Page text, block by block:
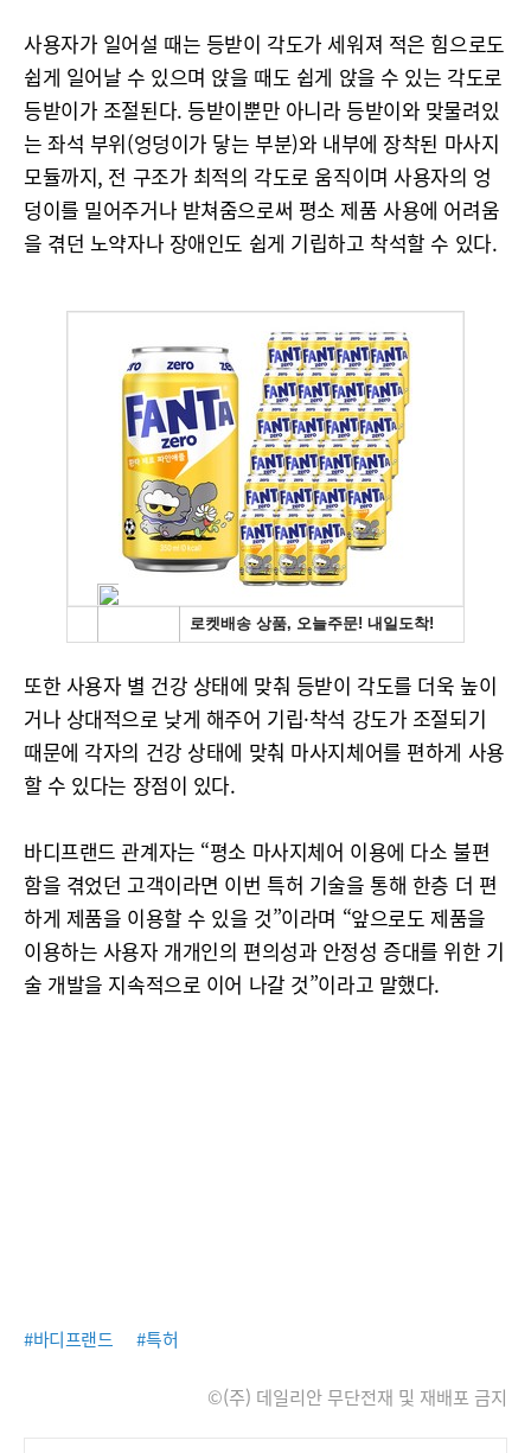
사용자가 일어설 때는 등받이 각도가 세워져 적은 힘으로도
쉽게 일어날 수 있으며 앉을 때도 쉽게 앉을 수 있는 각도로
등받이가 조절된다. 등받이뿐만 아니라 등받이와 맞물려있
는 좌석 부위(엉덩이가 닿는 부분)와 내부에 장착된 마사지
모듈까지, 전 구조가 최적의 각도로 움직이며 사용자의 엉
덩이를 밀어주거나 받쳐줌으로써 평소 제품 사용에 어려움
을 겪던 노약자나 장애인도 쉽게 기립하고 착석할 수 있다.
또한 사용자 별 건강 상태에 맞춰 등받이 각도를 더욱 높이
거나 상대적으로 낮게 해주어 기립·착석 강도가 조절되기
때문에 각자의 건강 상태에 맞춰 마사지체어를 편하게 사용
할 수 있다는 장점이 있다.
바디프랜드 관계자는 “평소 마사지체어 이용에 다소 불편
함을 겪었던 고객이라면 이번 특허 기술을 통해 한층 더 편
하게 제품을 이용할 수 있을 것”이라며 “앞으로도 제품을
이용하는 사용자 개개인의 편의성과 안정성 증대를 위한 기
술 개발을 지속적으로 이어 나갈 것”이라고 말했다.
#바디프랜드 #특허
©(주) 데일리안 무단전재 및 재배포 금지